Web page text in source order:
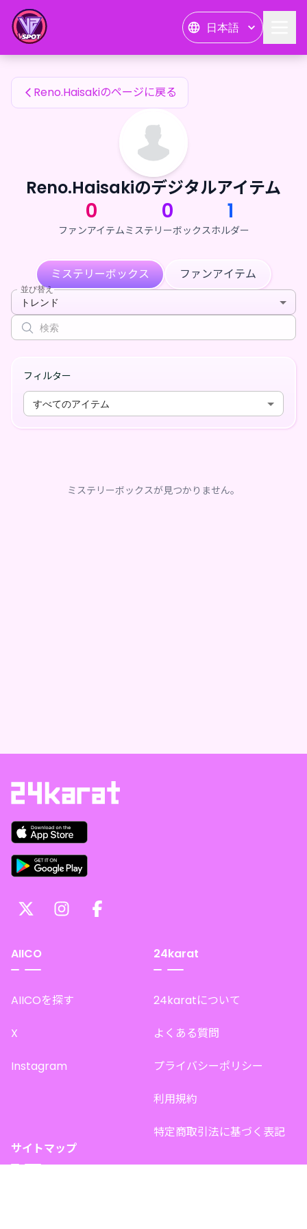
日本語
Reno.Haisakiのファンアイテム
Reno.Haisakiのページに戻る
Reno.Haisakiのデジタルアイテム
0
ファンアイテム
0
ミステリーボックス
1
ホルダー
ミステリーボックス ファンアイテム
並び替え
トレンド
フィルター
すべてのアイテム
ミステリーボックスが見つかりません。
AIICO
AIICOを探す
X
Instagram
24karat
24karatについて
よくある質問
プライバシーポリシー
利用規約
特定商取引法に基づく表記
サイトマップ
Reno.Haisakiのファンアイテム — 24karat